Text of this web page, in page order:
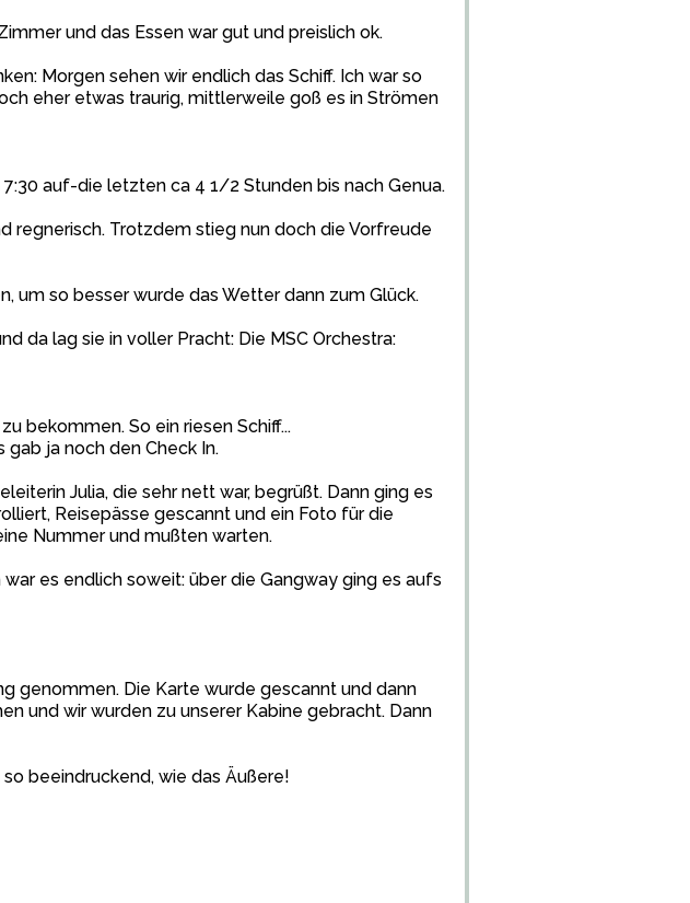
und das Essen war gut und preislich ok.
Morgen sehen wir endlich das Schiff. Ich war so
eher etwas traurig, mittlerweile goß es in Strömen
auf-die letzten ca 4 1/2 Stunden bis nach Genua.
regnerisch. Trotzdem stieg nun doch die Vorfreude
um so besser wurde das Wetter dann zum Glück.
da lag sie in voller Pracht: Die MSC Orchestra:
bekommen. So ein riesen Schiff...
ja noch den Check In.
Julia, die sehr nett war, begrüßt. Dann ging es
Reisepässe gescannt und ein Foto für die
Nummer und mußten warten.
es endlich soweit: über die Gangway ging es aufs
genommen. Die Karte wurde gescannt und dann
und wir wurden zu unserer Kabine gebracht. Dann
beeindruckend, wie das Äußere!